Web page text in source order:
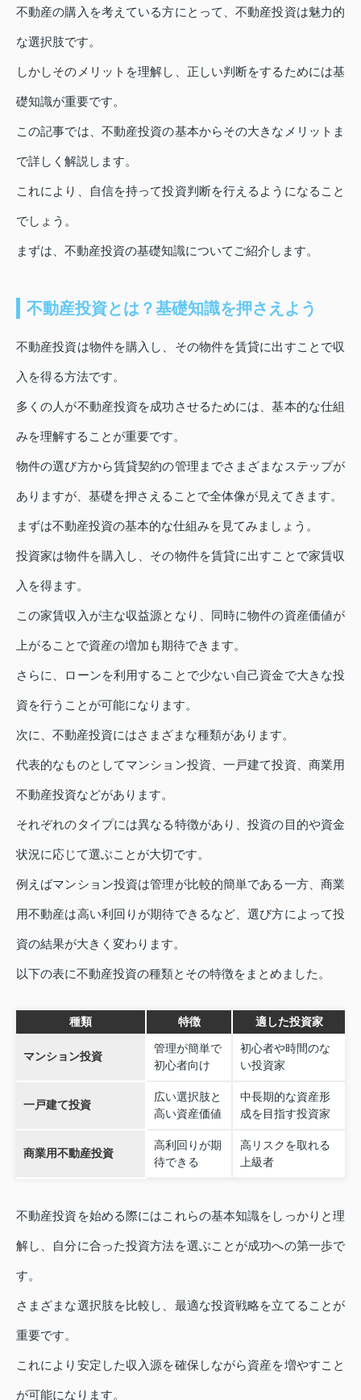
不動産の購入を考えている方にとって、不動産投資は魅力的
な選択肢です。
しかしそのメリットを理解し、正しい判断をするためには基
礎知識が重要です。
この記事では、不動産投資の基本からその大きなメリットま
で詳しく解説します。
これにより、自信を持って投資判断を行えるようになること
でしょう。
まずは、不動産投資の基礎知識についてご紹介します。
不動産投資とは？基礎知識を押さえよう
不動産投資は物件を購入し、その物件を賃貸に出すことで収
入を得る方法です。
多くの人が不動産投資を成功させるためには、基本的な仕組
みを理解することが重要です。
物件の選び方から賃貸契約の管理までさまざまなステップが
ありますが、基礎を押さえることで全体像が見えてきます。
まずは不動産投資の基本的な仕組みを見てみましょう。
投資家は物件を購入し、その物件を賃貸に出すことで家賃収
入を得ます。
この家賃収入が主な収益源となり、同時に物件の資産価値が
上がることで資産の増加も期待できます。
さらに、ローンを利用することで少ない自己資金で大きな投
資を行うことが可能になります。
次に、不動産投資にはさまざまな種類があります。
代表的なものとしてマンション投資、一戸建て投資、商業用
不動産投資などがあります。
それぞれのタイプには異なる特徴があり、投資の目的や資金
状況に応じて選ぶことが大切です。
例えばマンション投資は管理が比較的簡単である一方、商業
用不動産は高い利回りが期待できるなど、選び方によって投
資の結果が大きく変わります。
以下の表に不動産投資の種類とその特徴をまとめました。
種類 特徴 適した投資家
マンション投資
管理が簡単で
初心者向け
初心者や時間のな
い投資家
一戸建て投資
広い選択肢と
高い資産価値
中長期的な資産形
成を目指す投資家
商業用不動産投資
高利回りが期
待できる
高リスクを取れる
上級者
不動産投資を始める際にはこれらの基本知識をしっかりと理
解し、自分に合った投資方法を選ぶことが成功への第一歩で
す。
さまざまな選択肢を比較し、最適な投資戦略を立てることが
重要です。
これにより安定した収入源を確保しながら資産を増やすこと
が可能になります。